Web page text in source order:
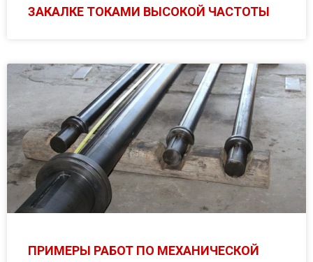
ЗАКАЛКЕ ТОКАМИ ВЫСОКОЙ ЧАСТОТЫ
ПРИМЕРЫ РАБОТ ПО МЕХАНИЧЕСКОЙ